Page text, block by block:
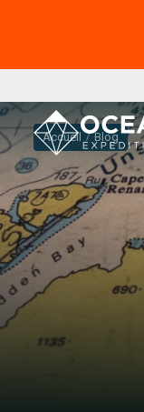
Accueil Blog